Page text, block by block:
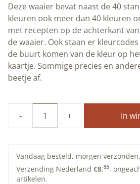
Deze waaier bevat naast de 40
kleuren ook meer dan 40 kleuren
met recepten op de achterkant
de waaier. Ook staan er
de buurt komen van de kleur op
kaartje. Sommige precies en
beetje af.
Kleurenwaaier
|
Handgeschilderd
standaard
In
Vandaag besteld, morgen verzonden.
Verzending Nederland €8,85,
artikelen.